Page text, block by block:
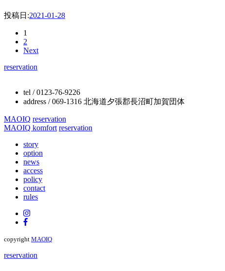
投稿日:2021-01-28
1
2
Next
reservation
tel / 0123-76-9226
address / 069-1316 北海道夕張郡長沼町加賀団体
MAOIQ reservation
MAOIQ komfort reservation
story
option
news
access
policy
contact
rules
copyright MAOIQ
reservation